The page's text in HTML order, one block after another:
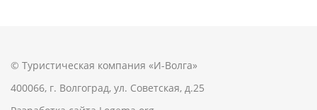
© Туристическая компания «И-Волга»
400066, г. Волгоград, ул. Советская, д.25